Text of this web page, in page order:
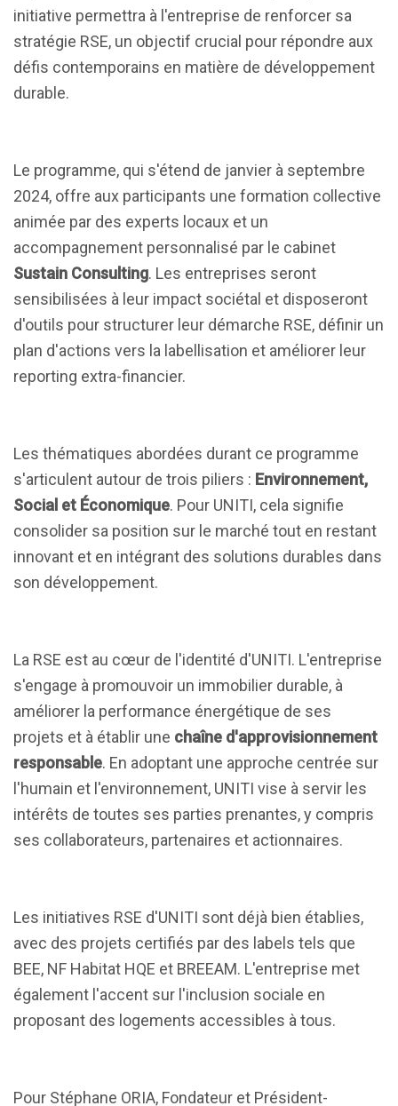
initiative permettra à l'entreprise de renforcer sa
stratégie RSE, un objectif crucial pour répondre aux
défis contemporains en matière de développement
durable.
Le programme, qui s'étend de janvier à septembre
2024, offre aux participants une formation collective
animée par des experts locaux et un
accompagnement personnalisé par le cabinet
Sustain Consulting. Les entreprises seront
sensibilisées à leur impact sociétal et disposeront
d'outils pour structurer leur démarche RSE, définir un
plan d'actions vers la labellisation et améliorer leur
reporting extra-financier.
Les thématiques abordées durant ce programme
s'articulent autour de trois piliers : Environnement,
Social et Économique. Pour UNITI, cela signifie
consolider sa position sur le marché tout en restant
innovant et en intégrant des solutions durables dans
son développement.
La RSE est au cœur de l'identité d'UNITI. L'entreprise
s'engage à promouvoir un immobilier durable, à
améliorer la performance énergétique de ses
projets et à établir une chaîne d'approvisionnement
responsable. En adoptant une approche centrée sur
l'humain et l'environnement, UNITI vise à servir les
intérêts de toutes ses parties prenantes, y compris
ses collaborateurs, partenaires et actionnaires.
Les initiatives RSE d'UNITI sont déjà bien établies,
avec des projets certifiés par des labels tels que
BEE, NF Habitat HQE et BREEAM. L'entreprise met
également l'accent sur l'inclusion sociale en
proposant des logements accessibles à tous.
Pour Stéphane ORIA, Fondateur et Président-